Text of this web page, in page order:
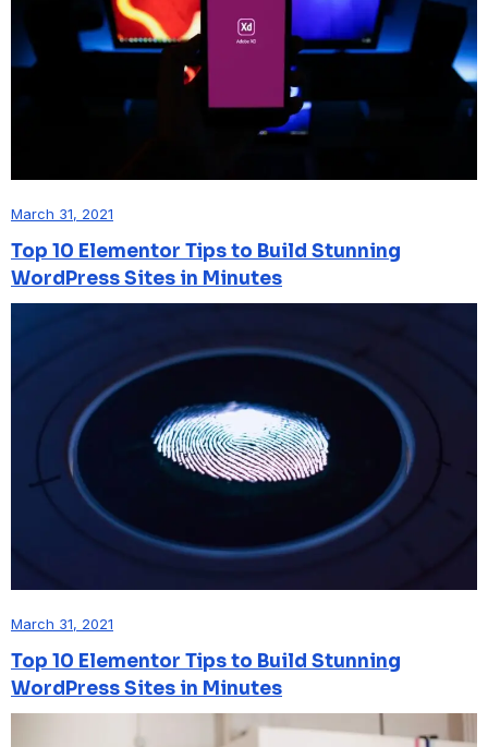
March 31, 2021
Top 10 Elementor Tips to Build Stunning
WordPress Sites in Minutes
March 31, 2021
Top 10 Elementor Tips to Build Stunning
WordPress Sites in Minutes